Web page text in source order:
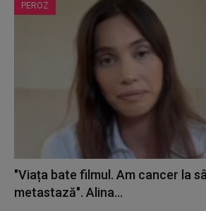
PEROZ
"Viața bate filmul. Am cancer la
metastază". Alina...